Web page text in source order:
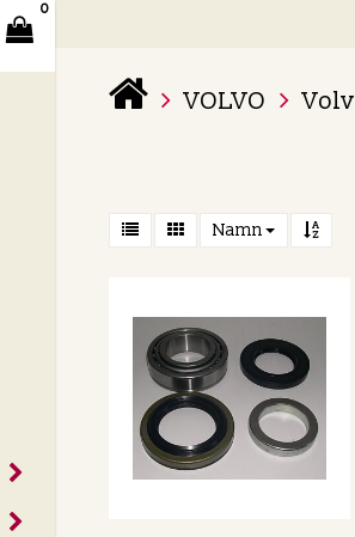
0
Din varukorg är tom
VOLVO
Namn